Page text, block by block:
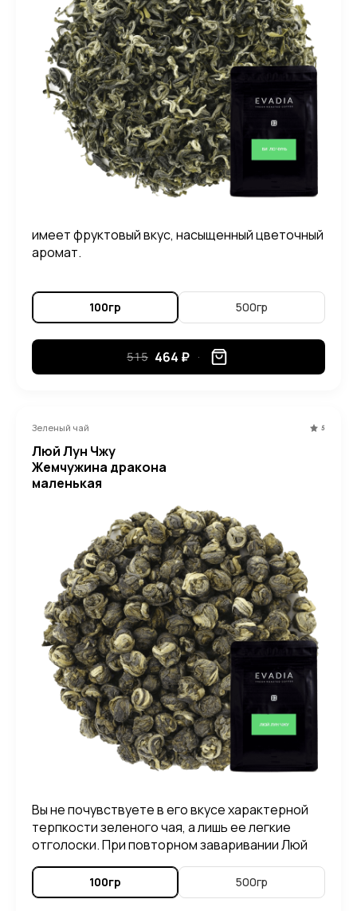
имеет фруктовый вкус, насыщенный цветочный
аромат.
100гр 500гр
515 464 ₽
Зеленый чай 5
Люй Лун Чжу
Жемчужина дракона
маленькая
Вы не почувствуете в его вкусе характерной
терпкости зеленого чая, а лишь ее легкие
отголоски. При повторном заваривании Люй
Лун Чжу, можно ощутить в его вкусе приятные
нотки злаковых растений.
100гр 500гр